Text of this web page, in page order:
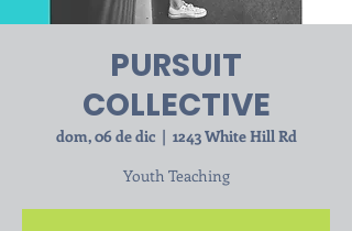
PURSUIT
COLLECTIVE
dom, 06 de dic
  |
1243 White Hill Rd
Youth Teaching